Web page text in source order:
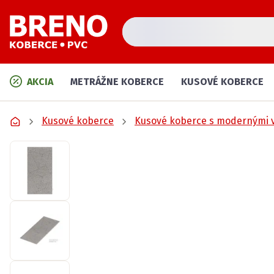
AKCIA METRÁŽNE KOBERCE KUSOVÉ KOBERCE
Kusové koberce Kusové koberce s modernými